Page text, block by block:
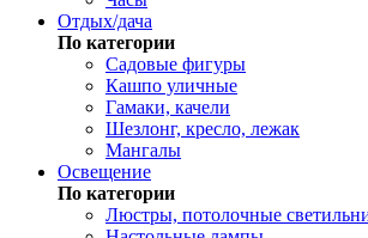
Отдых/дача
По категории
Садовые фигуры
Кашпо уличные
Гамаки, качели
Шезлонг, кресло, лежак
Мангалы
Освещение
По категории
Люстры, потолочные